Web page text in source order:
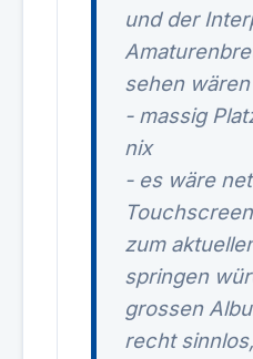
und der
sehen
- massig
nix
- es wäre
zum
springen
grossen
recht